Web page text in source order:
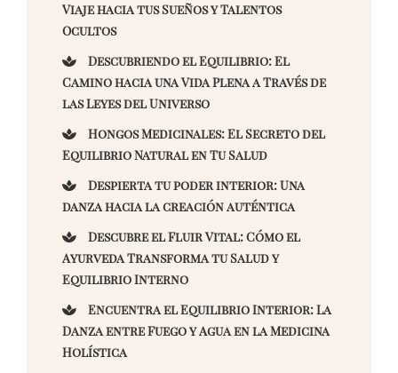
Viaje hacia tus Sueños y Talentos
Ocultos
Descubriendo el Equilibrio: El
Camino hacia una Vida Plena a Través de
las Leyes del Universo
Hongos Medicinales: El Secreto del
Equilibrio Natural en Tu Salud
Despierta tu poder interior: Una
danza hacia la creación auténtica
Descubre el Fluir Vital: Cómo el
Ayurveda Transforma tu Salud y
Equilibrio Interno
Encuentra el Equilibrio Interior: La
Danza entre Fuego y Agua en la Medicina
Holística